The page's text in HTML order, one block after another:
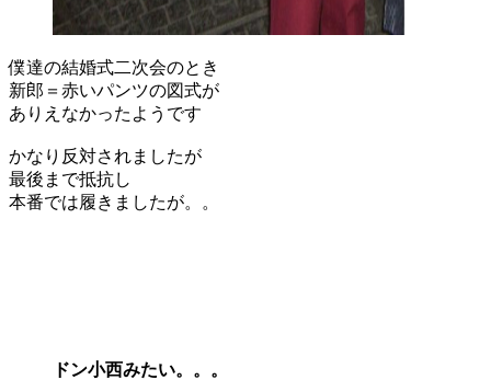
僕達の結婚式二次会のとき
新郎＝赤いパンツの図式が
ありえなかったようです
かなり反対されましたが
最後まで抵抗し
本番では履きましたが。。
ドン小西みたい。。。